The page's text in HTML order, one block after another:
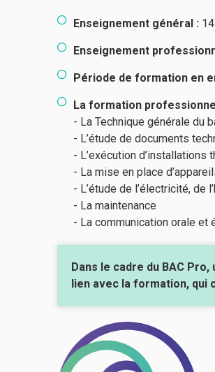
Enseignement général :14
Enseignement
Période de formation en
La formation
- La Technique générale du
- L’étude de documents
- L’exécution d’installations
- La mise en place
- L’étude de l’électricité, de
- La maintenance
- La communication orale et
Dans le cadre du BAC
lien avec la formation, qui